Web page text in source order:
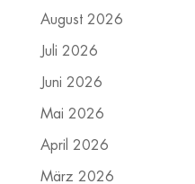
August 2026
Juli 2026
Juni 2026
Mai 2026
April 2026
März 2026